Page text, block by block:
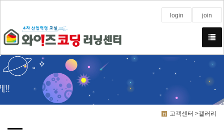
login join
고객센터 >갤러리